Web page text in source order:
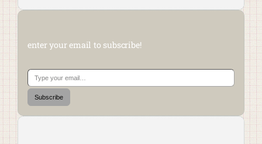
enter your email to subscribe!
Type your email…
Subscribe